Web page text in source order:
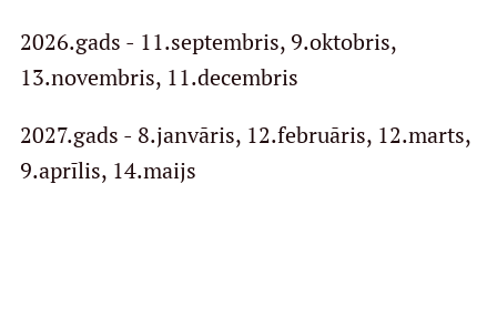
2026.gads - 11.septembris, 9.oktobris,
13.novembris, 11.decembris
2027.gads - 8.janvāris, 12.februāris, 12.marts,
9.aprīlis, 14.maijs